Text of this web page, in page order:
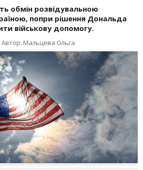
обмін розвідувальною
попри рішення Дональда
військову допомогу.
Автор: Мальцева Ольга